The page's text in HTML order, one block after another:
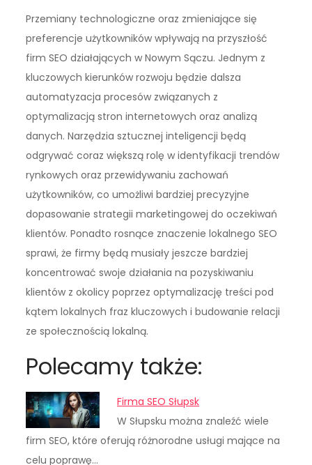
Przemiany technologiczne oraz zmieniające się
preferencje użytkowników wpływają na przyszłość
firm SEO działających w Nowym Sączu. Jednym z
kluczowych kierunków rozwoju będzie dalsza
automatyzacja procesów związanych z
optymalizacją stron internetowych oraz analizą
danych. Narzędzia sztucznej inteligencji będą
odgrywać coraz większą rolę w identyfikacji trendów
rynkowych oraz przewidywaniu zachowań
użytkowników, co umożliwi bardziej precyzyjne
dopasowanie strategii marketingowej do oczekiwań
klientów. Ponadto rosnące znaczenie lokalnego SEO
sprawi, że firmy będą musiały jeszcze bardziej
koncentrować swoje działania na pozyskiwaniu
klientów z okolicy poprzez optymalizację treści pod
kątem lokalnych fraz kluczowych i budowanie relacji
ze społecznością lokalną.
Polecamy także:
Firma SEO Słupsk
W Słupsku można znaleźć wiele
firm SEO, które oferują różnorodne usługi mające na
celu poprawę…